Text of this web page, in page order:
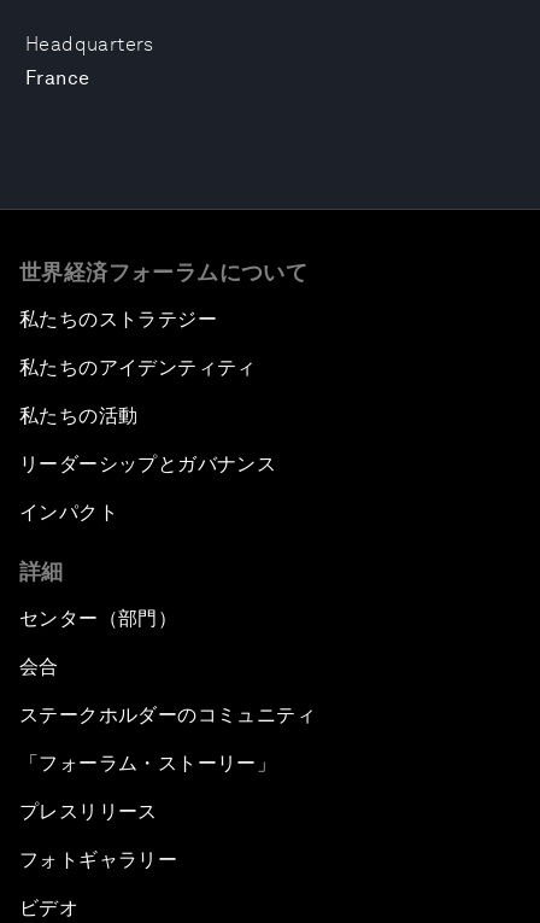
Headquarters
France
世界経済フォーラムについて
私たちのストラテジー
私たちのアイデンティティ
私たちの活動
リーダーシップとガバナンス
インパクト
詳細
センター（部門）
会合
ステークホルダーのコミュニティ
「フォーラム・ストーリー」
プレスリリース
フォトギャラリー
ビデオ